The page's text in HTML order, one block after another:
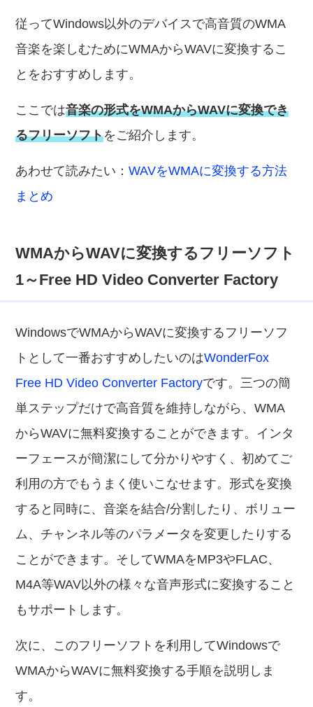
従ってWindows以外のデバイスで高音質のWMA
音楽を楽しむためにWMAからWAVに変換するこ
とをおすすめします。
ここでは音楽の形式をWMAからWAVに変換でき
るフリーソフトをご紹介します。
あわせて読みたい：WAVをWMAに変換する方法
まとめ
WMAからWAVに変換するフリーソフト
1～Free HD Video Converter Factory
WindowsでWMAからWAVに変換するフリーソフ
トとして一番おすすめしたいのはWonderFox
Free HD Video Converter Factoryです。三つの簡
単ステップだけで高音質を維持しながら、WMA
からWAVに無料変換することができます。インタ
ーフェースが簡潔にして分かりやすく、初めてご
利用の方でもうまく使いこなせます。形式を変換
すると同時に、音楽を結合/分割したり、ボリュー
ム、チャンネル等のパラメータを変更したりする
ことができます。そしてWMAをMP3やFLAC、
M4A等WAV以外の様々な音声形式に変換すること
もサポートします。
次に、このフリーソフトを利用してWindowsで
WMAからWAVに無料変換する手順を説明しま
す。